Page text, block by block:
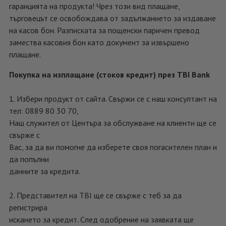
гаранцията на продукта! Чрез този вид плащане,
търговецът се освобождава от задължанието за издаване
на касов бон. Разписката за пощенски паричен превод
замества касовия бон като документ за извършено
плащане.
Покупка на изплащане (стоков кредит) през TBI Bank
1. Избери продукт от сайта. Свържи се с наш консултант на
тел: 0889 80 30 70,
Наш служител от Центъра за обслужване на клиенти ще се
свърже с
Вас, за да ви помогне да изберете своя погасителен план и
да попълни
данните за кредита.
2. Представител на TBI ще се свърже с теб за да
регистрира
искането за кредит. След одобрение на заявката ще